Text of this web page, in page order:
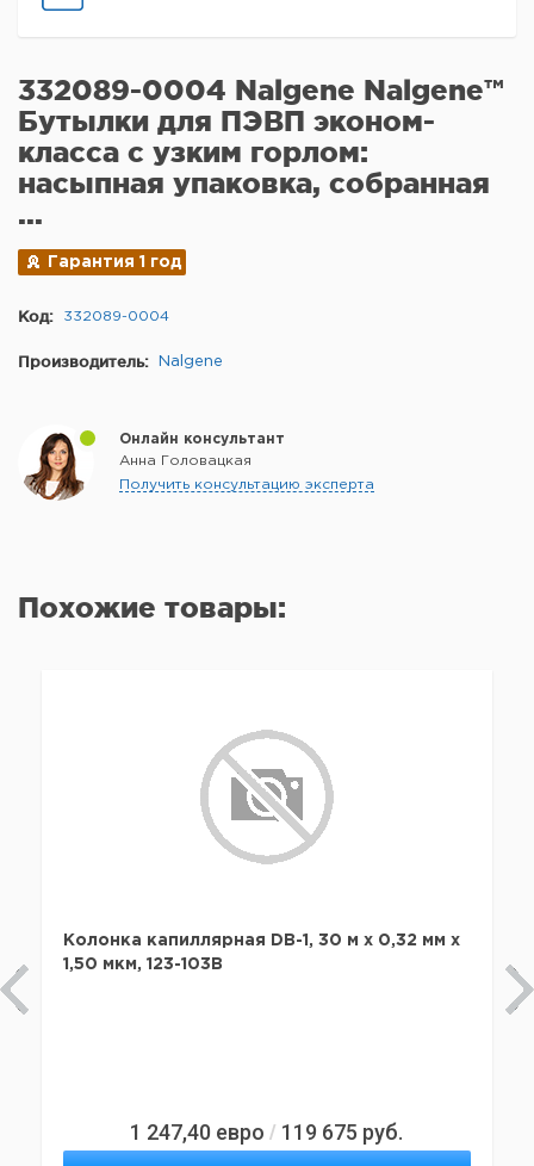
332089-0004 Nalgene Nalgene™
Бутылки для ПЭВП эконом-
класса с узким горлом:
насыпная упаковка, собранная
...
Гарантия 1 год
Код: 332089-0004
Производитель: Nalgene
Онлайн консультант
Анна Головацкая
Получить консультацию эксперта
Похожие товары:
Колонка капиллярная DB-1, 30 м x 0,32 мм х
1,50 мкм, 123-103B
1 247,40 евро / 119 675 руб.